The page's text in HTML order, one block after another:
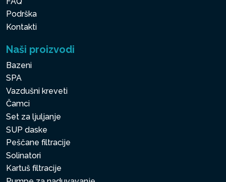
Podrška
Kontakti
Naši proizvodi
Bazeni
SPA
Vazdušni kreveti
Čamci
Set za ljuljanje
SUP daske
Peščane filtracije
Solinatori
Kartuš filtracije